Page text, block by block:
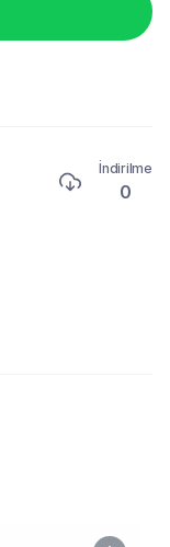
İndirilme
0